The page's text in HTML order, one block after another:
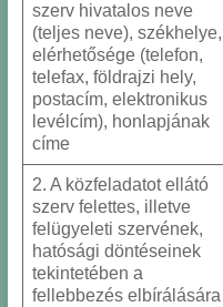
szerv hivatalos neve
(teljes neve), székhelye,
elérhetősége (telefon,
telefax, földrajzi hely,
postacím, elektronikus
levélcím), honlapjának
címe
2. A közfeladatot ellátó
szerv felettes, illetve
felügyeleti szervének,
hatósági döntéseinek
tekintetében a
fellebbezés elbírálására